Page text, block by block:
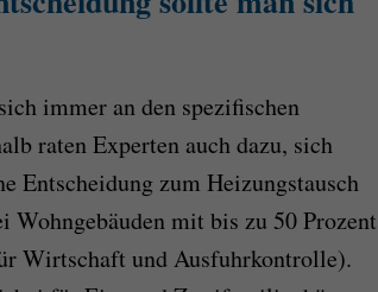
immer an den spezifischen
raten Experten auch dazu, sich
Entscheidung zum Heizungstausch
mit bis zu 50 Prozent
Wirtschaft und Ausfuhrkontrolle).